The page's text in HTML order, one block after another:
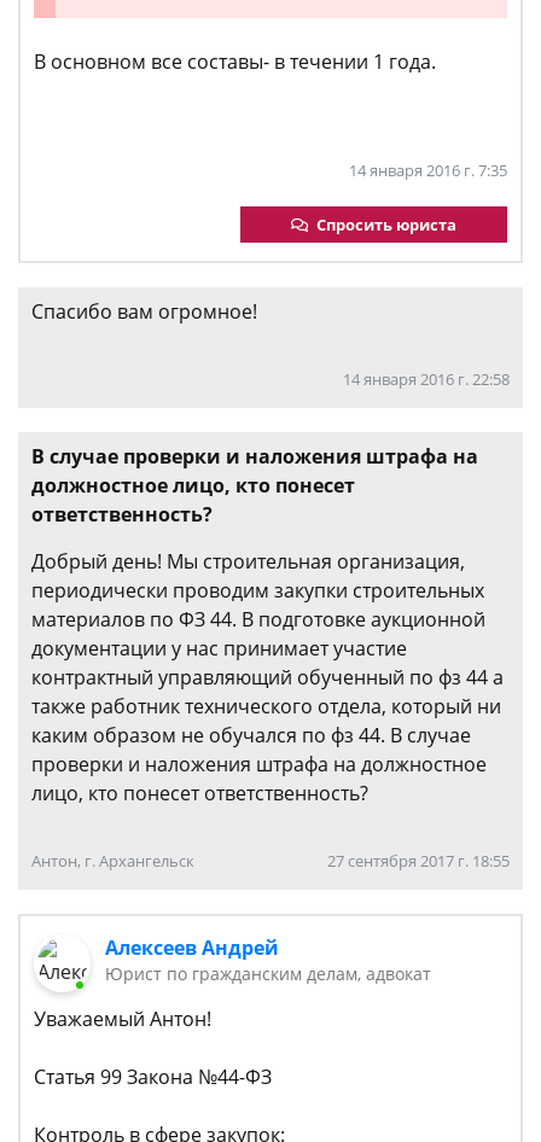
В основном все составы- в течении 1 года.
14 января 2016 г. 7:35
Спросить юриста
Спасибо вам огромное!
14 января 2016 г. 22:58
В случае проверки и наложения штрафа на
должностное лицо, кто понесет
ответственность?
Добрый день! Мы строительная организация,
периодически проводим закупки строительных
материалов по ФЗ 44. В подготовке аукционной
документации у нас принимает участие
контрактный управляющий обученный по фз 44 а
также работник технического отдела, который ни
каким образом не обучался по фз 44. В случае
проверки и наложения штрафа на должностное
лицо, кто понесет ответственность?
Антон, г. Архангельск 27 сентября 2017 г. 18:55
Алексеев Андрей
Юрист по гражданским делам, адвокат
Уважаемый Антон!
Статья 99 Закона №44-ФЗ
Контроль в сфере закупок: